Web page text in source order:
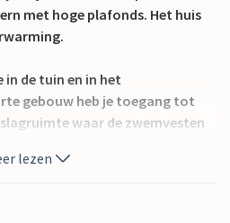
met hoge plafonds. Het huis
in de tuin en in het
gebouw heb je toegang tot
waar de zwemvesten
op het meer biedt dit
zandstrand en een privé
lezen